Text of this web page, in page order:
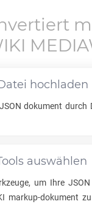
hochladen
JSON dokument durch
auswählen
um IhreJSON
markup-dokument